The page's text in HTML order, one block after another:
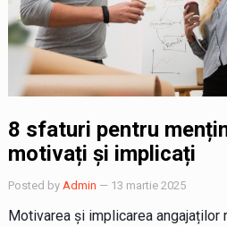
8 sfaturi pentru
motivați și implicați
Posted by Admin — 13 martie 2025
Motivarea și implicarea